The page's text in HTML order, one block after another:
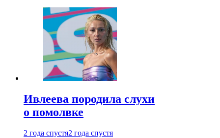
Ивлеева породила слухи
о помолвке
2 года спустя2 года спустя